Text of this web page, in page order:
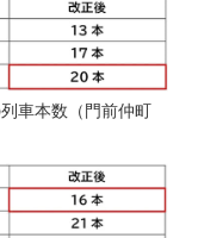
車本数（門前仲町